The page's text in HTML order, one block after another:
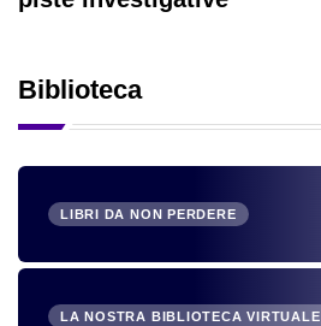
Biblioteca
LIBRI DA NON PERDERE
LA NOSTRA BIBLIOTECA VIRTUALE